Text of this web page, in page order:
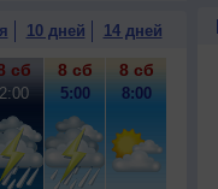
10 дней 14 дней
сб
2:00
8 сб
5:00
8 сб
8:00